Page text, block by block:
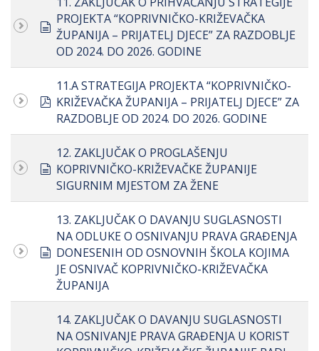
document
PROJEKTA “KOPRIVNIČKO-KRIŽEVAČKA
ŽUPANIJA – PRIJATELJ DJECE” ZA RAZDOBLJE
OD 2024. DO 2026. GODINE
pdf
11.A STRATEGIJA PROJEKTA “KOPRIVNIČKO-
KRIŽEVAČKA ŽUPANIJA – PRIJATELJ DJECE” ZA
RAZDOBLJE OD 2024. DO 2026. GODINE
document
12. ZAKLJUČAK O PROGLAŠENJU
KOPRIVNIČKO-KRIŽEVAČKE ŽUPANIJE
SIGURNIM MJESTOM ZA ŽENE
document
13. ZAKLJUČAK O DAVANJU SUGLASNOSTI
NA ODLUKE O OSNIVANJU PRAVA GRAĐENJA
DONESENIH OD OSNOVNIH ŠKOLA KOJIMA
JE OSNIVAČ KOPRIVNIČKO-KRIŽEVAČKA
ŽUPANIJA
14. ZAKLJUČAK O DAVANJU SUGLASNOSTI
NA OSNIVANJE PRAVA GRAĐENJA U KORIST